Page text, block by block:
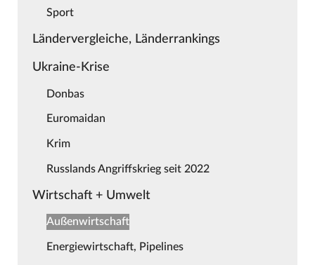
Sport
Ländervergleiche, Länderrankings
Ukraine-Krise
Donbas
Euromaidan
Krim
Russlands Angriffskrieg seit 2022
Wirtschaft + Umwelt
Außenwirtschaft
Energiewirtschaft, Pipelines